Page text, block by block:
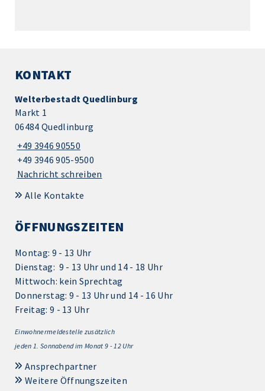
KONTAKT
Welterbestadt Quedlinburg
Markt 1
06484 Quedlinburg
+49 3946 90550
+49 3946 905-9500
Nachricht schreiben
Alle Kontakte
ÖFFNUNGSZEITEN
Montag: 9 - 13 Uhr
Dienstag: 9 - 13 Uhr und 14 - 18 Uhr
Mittwoch: kein Sprechtag
Donnerstag: 9 - 13 Uhr und 14 - 16 Uhr
Freitag: 9 - 13 Uhr
Einwohnermeldestelle zusätzlich
jeden 1. Sonnabend im Monat 9 - 12 Uhr
Ansprechpartner
Weitere Öffnungszeiten